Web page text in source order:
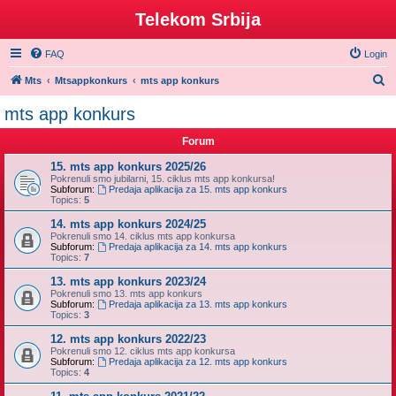
Telekom Srbija
FAQ Login
Mts Mtsappkonkurs mts app konkurs
mts app konkurs
Forum
15. mts app konkurs 2025/26
Pokrenuli smo jubilarni, 15. ciklus mts app konkursa!
Subforum:
Predaja aplikacija za 15. mts app konkurs
Topics: 5
14. mts app konkurs 2024/25
Pokrenuli smo 14. ciklus mts app konkursa
Subforum:
Predaja aplikacija za 14. mts app konkurs
Topics: 7
13. mts app konkurs 2023/24
Pokrenuli smo 13. mts app konkurs
Subforum:
Predaja aplikacija za 13. mts app konkurs
Topics: 3
12. mts app konkurs 2022/23
Pokrenuli smo 12. ciklus mts app konkursa
Subforum:
Predaja aplikacija za 12. mts app konkurs
Topics: 4